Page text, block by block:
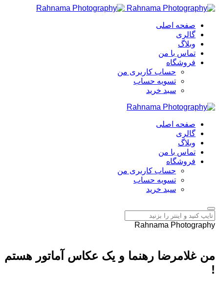
صفحه اصلی
گالری
وبلاگ
تماس با من
فروشگاه
حساب کاربری من
تسویه حساب
سبد خرید
صفحه اصلی
گالری
وبلاگ
تماس با من
فروشگاه
حساب کاربری من
تسویه حساب
سبد خرید
Rahnama Photography
من غلامرضا رهنما و یک عکاس آماتور هستم
!